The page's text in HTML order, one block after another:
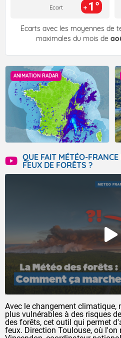
Ecart 1°
Écarts avec les moyennes de
maximales du mois de
ANIMATION RADAR
QUE FAIT MÉTÉO-
FEUX DE FORÊTS ?
Avec le changement climatique,
plus vulnérables à des risques
des forêts, cet outil qui permet
feux. Direction Toulouse, où l'on